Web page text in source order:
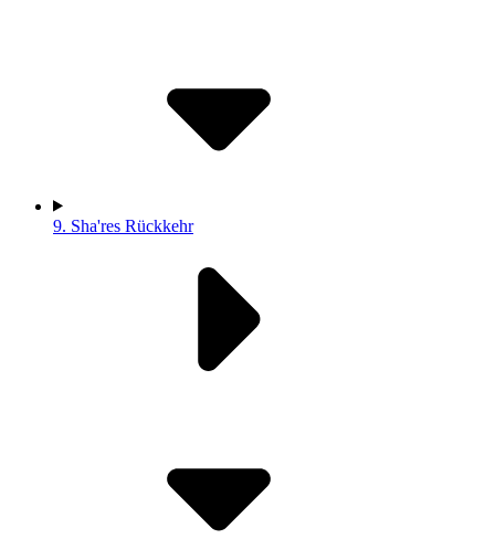
9. Sha'res Rückkehr